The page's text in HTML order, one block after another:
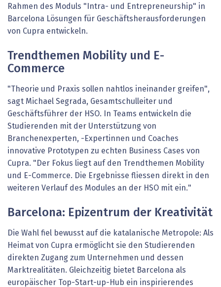
Rahmen des Moduls "Intra- und Entrepreneurship" in
Barcelona Lösungen für Geschäftsherausforderungen
von Cupra entwickeln.
Trendthemen Mobility und E-
Commerce
"Theorie und Praxis sollen nahtlos ineinander greifen",
sagt Michael Segrada, Gesamtschulleiter und
Geschäftsführer der HSO. In Teams entwickeln die
Studierenden mit der Unterstützung von
Branchenexperten, -Expertinnen und Coaches
innovative Prototypen zu echten Business Cases von
Cupra. "Der Fokus liegt auf den Trendthemen Mobility
und E-Commerce. Die Ergebnisse fliessen direkt in den
weiteren Verlauf des Modules an der HSO mit ein."
Barcelona: Epizentrum der Kreativität
Die Wahl fiel bewusst auf die katalanische Metropole: Als
Heimat von Cupra ermöglicht sie den Studierenden
direkten Zugang zum Unternehmen und dessen
Marktrealitäten. Gleichzeitig bietet Barcelona als
europäischer Top-Start-up-Hub ein inspirierendes